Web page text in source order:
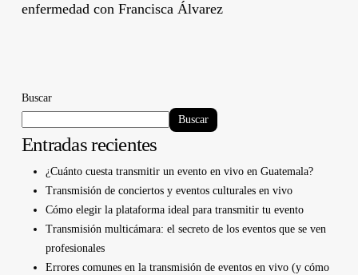
enfermedad con Francisca Álvarez
Buscar
Buscar
Entradas recientes
¿Cuánto cuesta transmitir un evento en vivo en Guatemala?
Transmisión de conciertos y eventos culturales en vivo
Cómo elegir la plataforma ideal para transmitir tu evento
Transmisión multicámara: el secreto de los eventos que se ven
profesionales
Errores comunes en la transmisión de eventos en vivo (y cómo